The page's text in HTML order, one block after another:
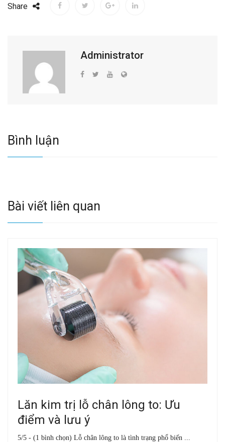
Share
Administrator
Bình luận
Bài viết liên quan
Lăn kim trị lỗ chân lông to: Ưu
điểm và lưu ý
5/5 - (1 bình chọn) Lỗ chân lông to là tình trạng phổ biến ...